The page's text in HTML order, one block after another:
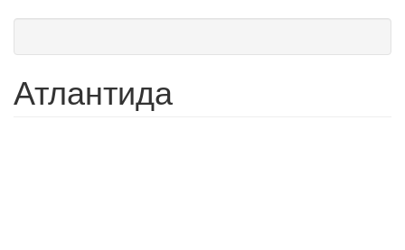
Атлантида